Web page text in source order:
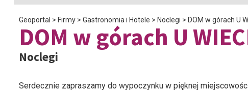
Geoportal > Firmy > Gastronomia i Hotele > Noclegi > DOM w górach U
DOM w górach U
Noclegi
Serdecznie zapraszamy do wypoczynku w pięknej